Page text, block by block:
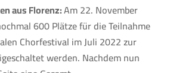
aus Florenz:Am 22. November
600 Plätze für die Teilnahme
Chorfestival im Juli 2022 zur
werden. Nachdem nun